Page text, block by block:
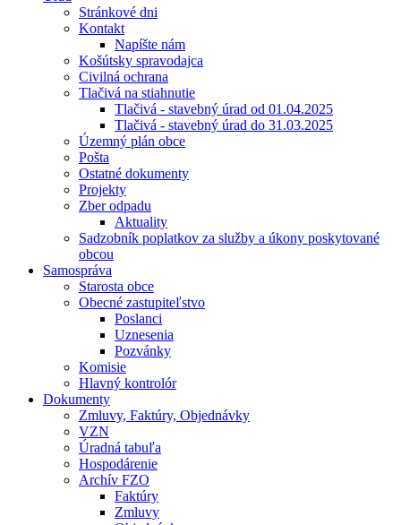
Stránkové dni
Kontakt
Napíšte nám
Košútsky spravodajca
Civilná ochrana
Tlačivá na stiahnutie
Tlačivá - stavebný úrad od 01.04.2025
Tlačivá - stavebný úrad do 31.03.2025
Územný plán obce
Pošta
Ostatné dokumenty
Projekty
Zber odpadu
Aktuality
Sadzobník poplatkov za služby a úkony poskytované
obcou
Samospráva
Starosta obce
Obecné zastupiteľstvo
Poslanci
Uznesenia
Pozvánky
Komisie
Hlavný kontrolór
Dokumenty
Zmluvy, Faktúry, Objednávky
VZN
Úradná tabuľa
Hospodárenie
Archív FZO
Faktúry
Zmluvy